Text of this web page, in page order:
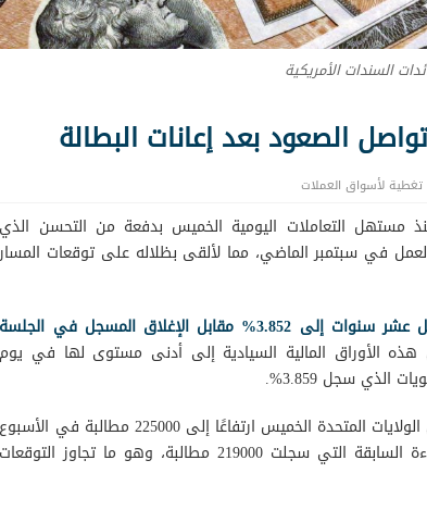
السندات الأمريكية
الصعود بعد إعانات البطالة
تغطية لأسواق العملات
مستهل التعاملات اليومية الخميس بدفعة من التحسن الذي
في سبتمبر الماضي، مما لألقى بظلاله على توقعات المسار
وارتفعت عائدات سندات الخزانة الأمريكية لأجل عشر سنوات إلى 3.852% مقابل الإغلاق المسجل في الجلسة
الأوراق المالية السيادية إلى أدنى مستوى لها في يوم
وسجلت مطالبات إعانات البطالة الأسبوعية في الولايات المتحدة الخميس ارتفاعًا إلى 225000 مطالبة في الأسبوع
المنتهي في 27 سبتمبر الماضي مقابل القراءة السابقة التي سجلت 219000 مطالبة، وهو ما تجاوز التوقعات